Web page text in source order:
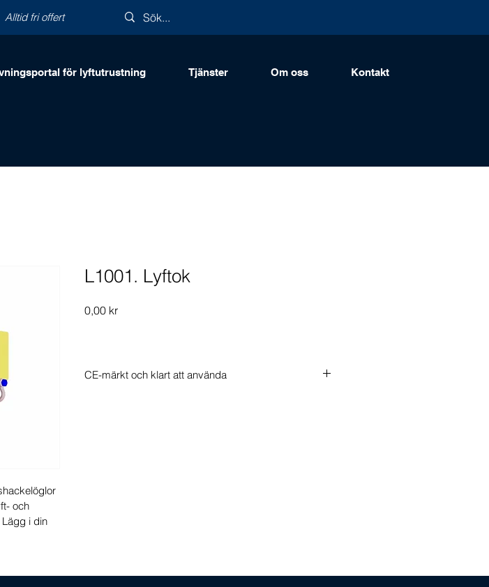
Alltid fri offert
för lyftutrustning Tjänster Om oss Kontakt
och
Lägg i din
L1001. Lyftok
0,00 krPris
CE-märkt och klart att använda